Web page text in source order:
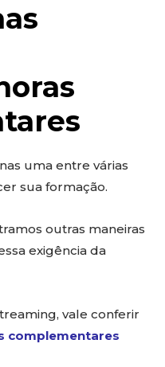
uma entre várias
sua formação.
outras maneiras
exigência da
vale conferir
complementares